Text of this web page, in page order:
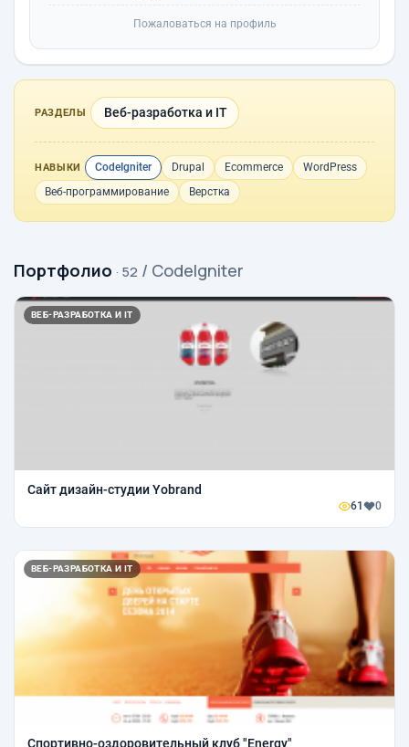
Пожаловаться на профиль
РАЗДЕЛЫ Веб-разработка и IT
НАВЫКИ CodeIgniter Drupal Ecommerce
WordPress
Веб-программирование
Верстка
Портфолио · 52 / CodeIgniter
ВЕБ-РАЗРАБОТКА И IT
Сайт дизайн-студии Yobrand
61 0
ВЕБ-РАЗРАБОТКА И IT
Спортивно-оздоровительный клуб "Energy"